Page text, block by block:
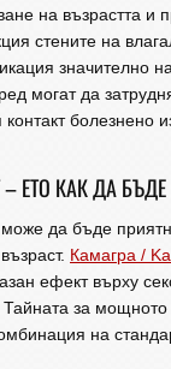
на възрастта и
стените на
значително
могат да
болезнено
ЕТО КАК ДА
може да бъде
Камагра /
ефект върху
за мощното
на